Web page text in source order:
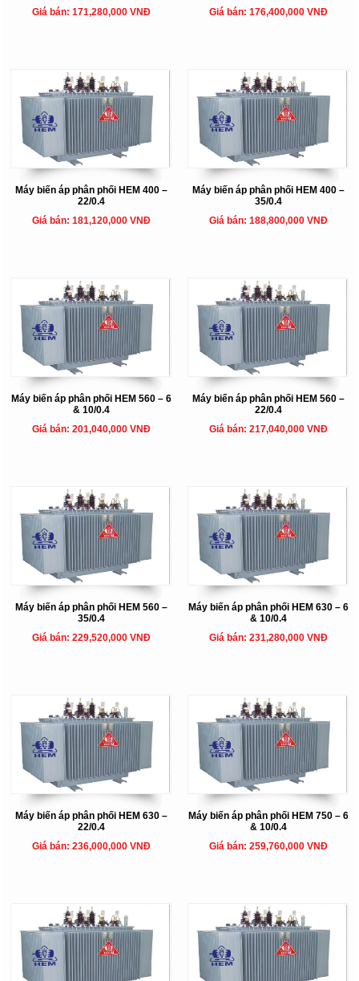
Giá bán: 171,280,000 VNĐ
Giá bán: 176,400,000 VNĐ
Máy biến áp phân phối HEM 400 –
22/0.4
Giá bán: 181,120,000 VNĐ
Máy biến áp phân phối HEM 400 –
35/0.4
Giá bán: 188,800,000 VNĐ
Máy biến áp phân phối HEM 560 – 6
& 10/0.4
Giá bán: 201,040,000 VNĐ
Máy biến áp phân phối HEM 560 –
22/0.4
Giá bán: 217,040,000 VNĐ
Máy biến áp phân phối HEM 560 –
35/0.4
Giá bán: 229,520,000 VNĐ
Máy biến áp phân phối HEM 630 – 6
& 10/0.4
Giá bán: 231,280,000 VNĐ
Máy biến áp phân phối HEM 630 –
22/0.4
Giá bán: 236,000,000 VNĐ
Máy biến áp phân phối HEM 750 – 6
& 10/0.4
Giá bán: 259,760,000 VNĐ